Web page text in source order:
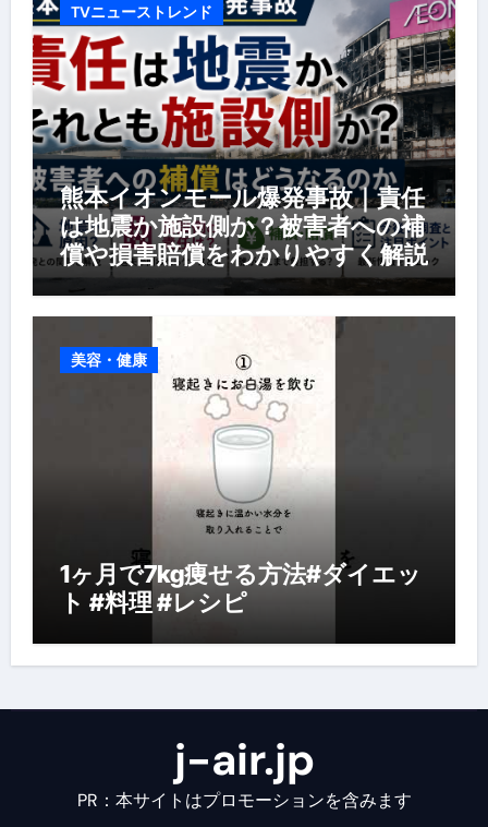
TVニューストレンド
熊本イオンモール爆発事故｜責任
は地震か施設側か？被害者への補
償や損害賠償をわかりやすく解説
美容・健康
1ヶ月で7kg痩せる方法#ダイエッ
ト #料理 #レシピ
j-air.jp
PR：本サイトはプロモーションを含みます